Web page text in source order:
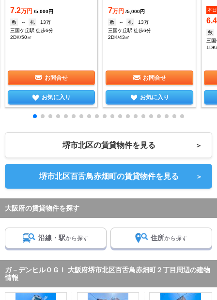
7.2万円 /5,000円
敷
-- 礼
13万
三国ケ丘駅 徒歩6分
2DK/50㎡
お問合せ
お気に入り
7万円 /5,000円
敷
-- 礼
13万
三国ケ丘駅 徒歩6分
2DK/43㎡
お問合せ
お気に入り
本
6.4
敷
三
堺市北区の賃貸物件を見る ＞
堺市北区百舌鳥赤畑町の賃貸物件を見る ＞
大阪府の賃貸物件を探す
沿線・駅から探す 住所から探す
ガ－デンヒルＯＧＩ 大阪府堺市北区百舌鳥赤畑町２丁目周辺の建物
情報